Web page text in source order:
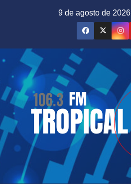
9 de agosto de 2026